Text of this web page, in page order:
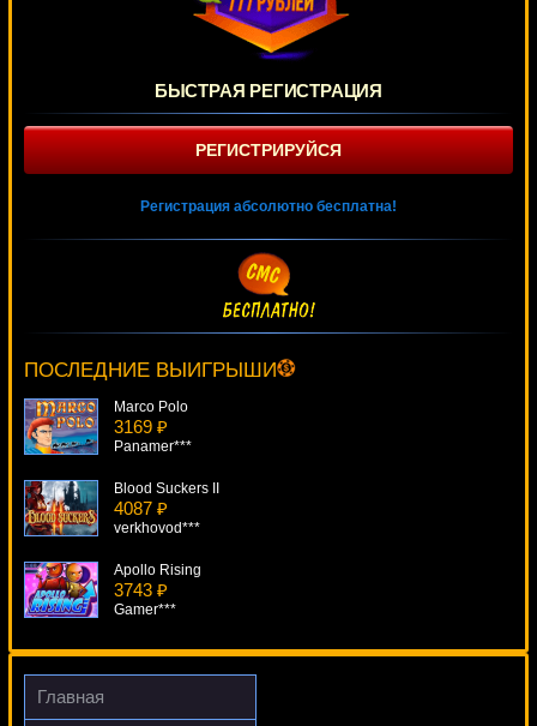
БЫСТРАЯ РЕГИСТРАЦИЯ
РЕГИСТРИРУЙСЯ
Регистрация абсолютно бесплатна!
ПОСЛЕДНИЕ ВЫИГРЫШИ
Lucy***
Marco Polo
3169 ₽
Panamer***
Blood Suckers II
4087 ₽
verkhovod***
Apollo Rising
3743 ₽
Gamer***
Spingo
773 ₽
Главная